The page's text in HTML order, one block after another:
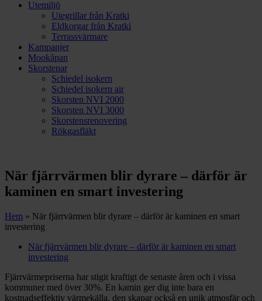
Utemiljö
Utegrillar från Kratki
Eldkorgar från Kratki
Terrassvärmare
Kampanjer
Mookåpan
Skorstenar
Schiedel isokern
Schiedel isokern air
Skorsten NVI 2000
Skorsten NVI 3000
Skorstensrenovering
Rökgasfläkt
När fjärrvärmen blir dyrare – därför är
kaminen en smart investering
Hem » När fjärrvärmen blir dyrare – därför är kaminen en smart
investering
När fjärrvärmen blir dyrare – därför är kaminen en smart
investering
Fjärrvärmepriserna har stigit kraftigt de senaste åren och i vissa
kommuner med över 30%. En kamin ger dig inte bara en
kostnadseffektiv värmekälla, den skapar också en unik atmosfär och